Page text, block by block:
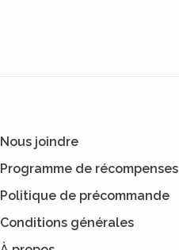
Nous joindre
Programme de récompenses
Politique de précommande
Conditions générales